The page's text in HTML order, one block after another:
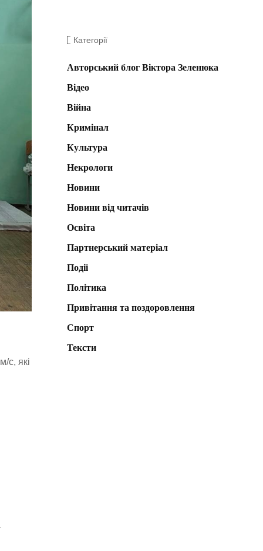
с, які
Категорії
Авторський блог Віктора Зеленюка
Відео
Війна
Кримінал
Культура
Некрологи
Новини
Новини від читачів
Освіта
Партнерський матеріал
Події
Політика
Привітання та поздоровлення
Спорт
Тексти